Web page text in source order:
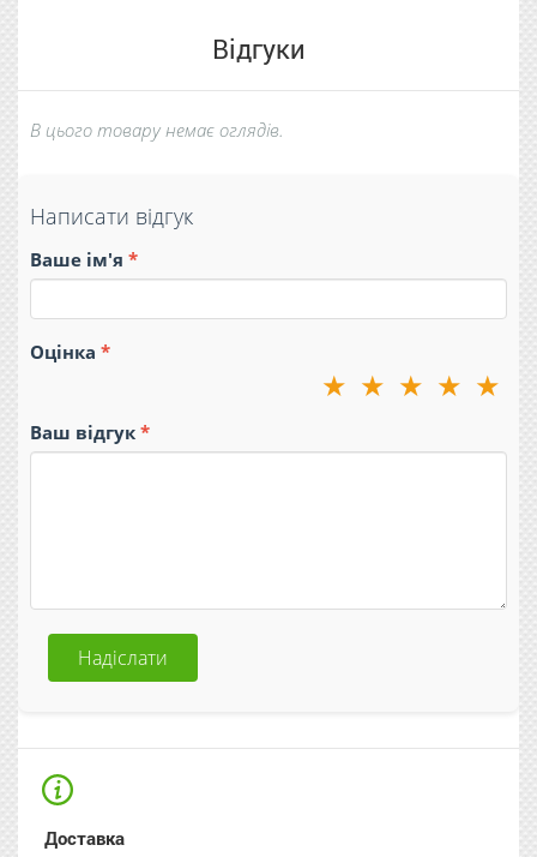
Відгуки
В цього товару немає оглядів.
Написати відгук
Ваше ім'я
Оцінка
★
★
★
★
★
Ваш відгук
Надіслати
Доставка